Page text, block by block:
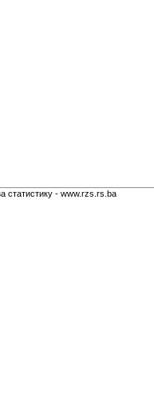
статистику - www.rzs.rs.ba